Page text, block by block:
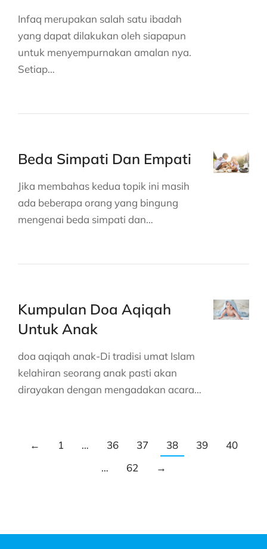
Infaq merupakan salah satu ibadah
yang dapat dilakukan oleh siapapun
untuk menyempurnakan amalan nya.
Setiap…
Beda Simpati Dan Empati
Jika membahas kedua topik ini masih
ada beberapa orang yang bingung
mengenai beda simpati dan…
Kumpulan Doa Aqiqah
Untuk Anak
doa aqiqah anak-Di tradisi umat Islam
kelahiran seorang anak pasti akan
dirayakan dengan mengadakan acara…
← 1 … 36 37 38 39
40
…
62 →